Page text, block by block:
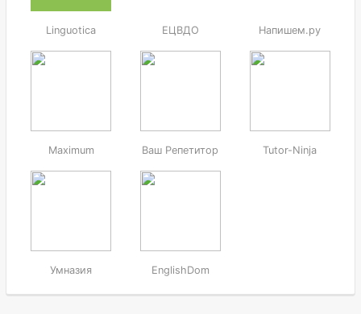
Linguotica ЕЦВДО Напишем.ру
Maximum Ваш Репетитор Tutor-Ninja
Умназия EnglishDom